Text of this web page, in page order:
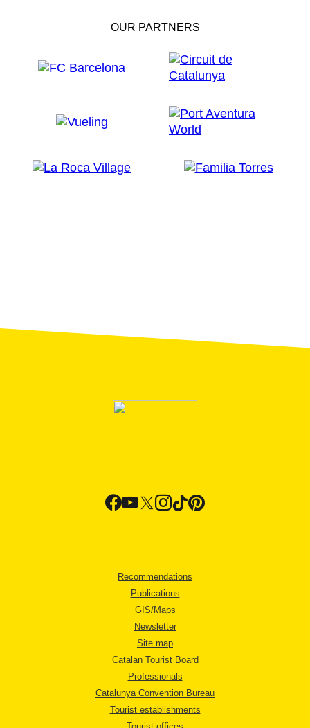
OUR PARTNERS
Recommendations
Publications
GIS/Maps
Newsletter
Site map
Catalan Tourist Board
Professionals
Catalunya Convention Bureau
Tourist establishments